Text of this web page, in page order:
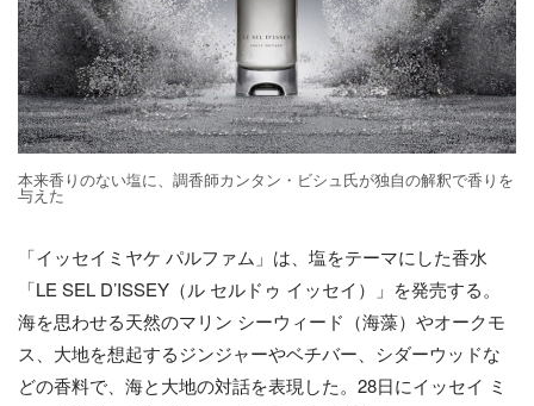
本来香りのない塩に、調香師カンタン・ビシュ氏が独自の解釈で香りを
与えた
「イッセイミヤケ パルファム」は、塩をテーマにした香水
「LE SEL D’ISSEY（ル セルドゥ イッセイ）」を発売する。
海を思わせる天然のマリン シーウィード（海藻）やオークモ
ス、大地を想起するジンジャーやベチバー、シダーウッドな
どの香料で、海と大地の対話を表現した。28日にイッセイ ミ